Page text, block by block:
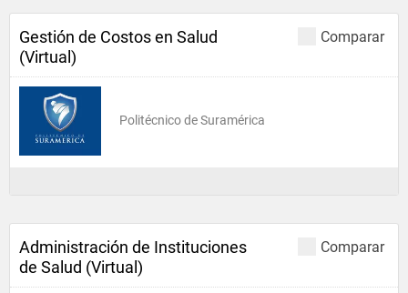
Comparar
Gestión de Costos en Salud
(Virtual)
Politécnico de Suramérica
Comparar
Administración de Instituciones
de Salud (Virtual)